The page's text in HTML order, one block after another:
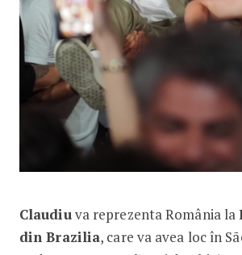
Claudiuva reprezenta România la
din Brazilia, care va avea loc în